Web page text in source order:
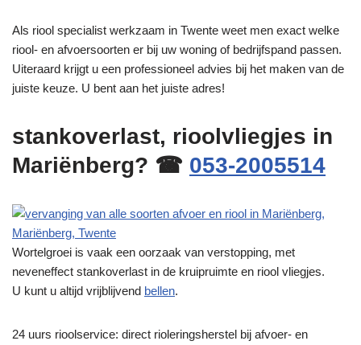
Als riool specialist werkzaam in Twente weet men exact welke
riool- en afvoersoorten er bij uw woning of bedrijfspand passen.
Uiteraard krijgt u een professioneel advies bij het maken van de
juiste keuze. U bent aan het juiste adres!
stankoverlast, rioolvliegjes in
Mariënberg? ☎ 053-2005514
Wortelgroei is vaak een oorzaak van verstopping, met
neveneffect stankoverlast in de kruipruimte en riool vliegjes.
U kunt u altijd vrijblijvend bellen.
24 uurs rioolservice: direct rioleringsherstel bij afvoer- en